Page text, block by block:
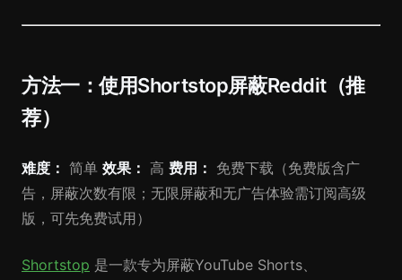
方法一：使用Shortstop屏蔽Reddit（推
荐）
难度： 简单 效果： 高 费用： 免费下载（免费版含广
告，屏蔽次数有限；无限屏蔽和无广告体验需订阅高级
版，可先免费试用）
Shortstop 是一款专为屏蔽YouTube Shorts、